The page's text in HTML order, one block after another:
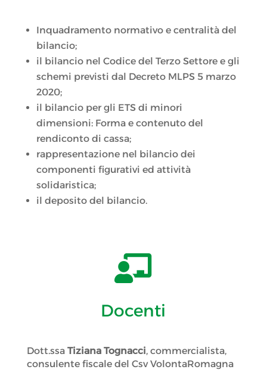
Inquadramento normativo e centralità del
bilancio;
il bilancio nel Codice del Terzo Settore e gli
schemi previsti dal Decreto MLPS 5 marzo
2020;
il bilancio per gli ETS di minori
dimensioni: Forma e contenuto del
rendiconto di cassa;
rappresentazione nel bilancio dei
componenti figurativi ed attività
solidaristica;
il deposito del bilancio.

Docenti
Dott.ssaTiziana Tognacci, commercialista,
consulente fiscale del Csv VolontaRomagna